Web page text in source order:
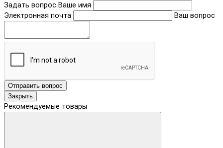
Задать вопрос Ваше имя
Электронная почта
Ваш вопрос
Отправить вопрос
Закрыть
Рекомендуемые товары